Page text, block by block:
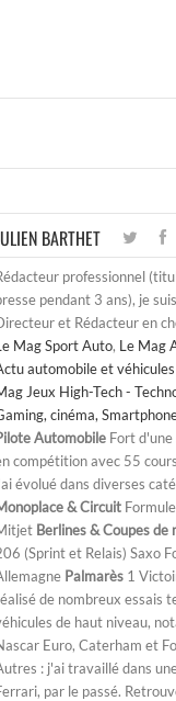
BARTHET
professionnel
pendant 3 ans), je
et Rédacteur en
Mag Sport Auto, Le Mag
automobile et
Jeux High-Tech -
cinéma,
Automobile Fort
compétition avec 55
évolué dans diverses
& Circuit
Berlines & Coupes de
(Sprint et Relais) Saxo
Palmarès 1
de nombreux essais
de haut niveau,
Euro, Caterham et
: j'ai travaillé dans
par le passé.